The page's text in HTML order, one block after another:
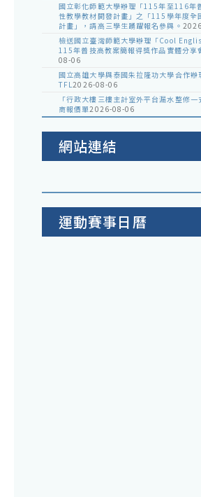
國立彰化師範大學辦理「115年至116年
性教學教材開發計畫」之「115學年度全
計畫」，請高三學生踴躍報名參與。
檢送國立臺灣師範大學辦理「Cool
115年普技高教案簡報得獎作品實體分享
08-06
國立高雄大學與泰國朱拉隆功大學合作
TFL2026-08-06
「行政大樓三樓主計室外平台漏水整修
商報價單2026-08-06
網站連結
運動賽事日曆